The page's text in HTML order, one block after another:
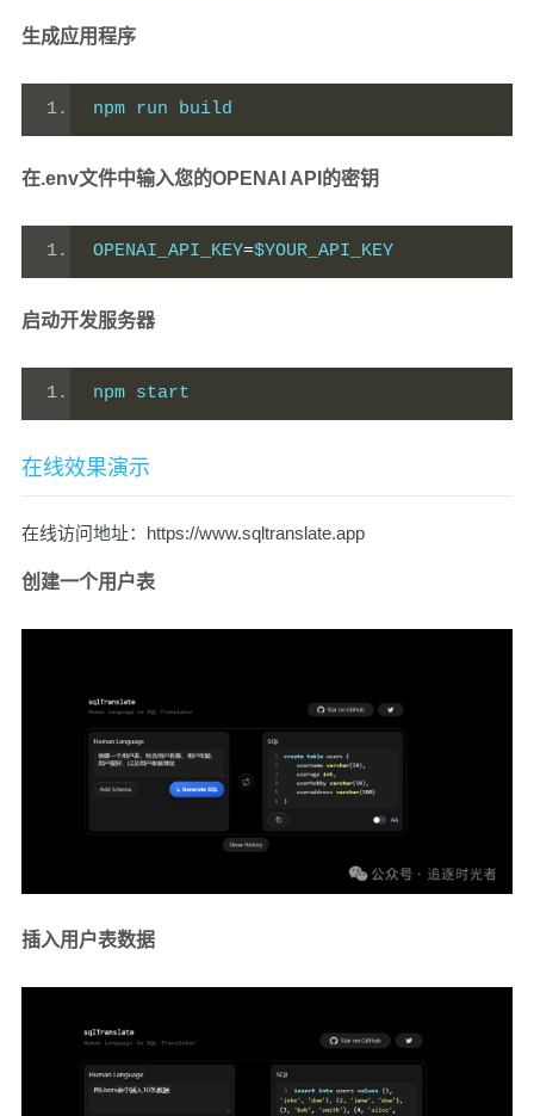
生成应用程序
npm run build
在.env文件中输入您的OPENAI API的密钥
OPENAI_API_KEY=$YOUR_API_KEY
启动开发服务器
npm start
在线效果演示
在线访问地址： https://www.sqltranslate.app
创建一个用户表
插入用户表数据